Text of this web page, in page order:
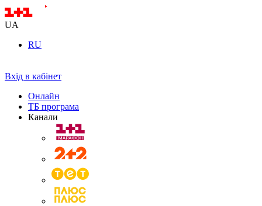
UA
RU
Вхід в кабінет
Онлайн
ТБ програма
Канали